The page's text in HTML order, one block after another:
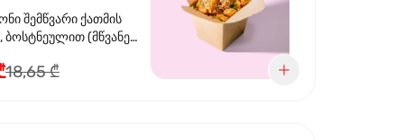
შემწვარი ქათმის
(მწვანე
სოუსით, მწვანე
18,65 ₾